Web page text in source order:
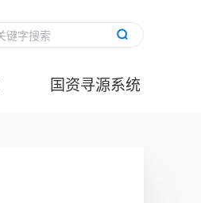
国资寻源系统